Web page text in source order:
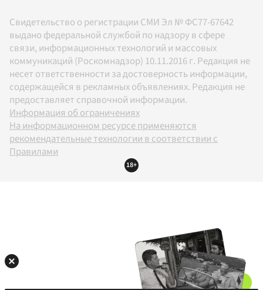
Свидетельство о регистрации СМИ Эл № ФС77-67642
выдано федеральной службой по надзору в сфере
связи, информационных технологий и массовых
коммуникаций (Роскомнадзор) 10.11.2016 г. Редакция не
несет ответственности за достоверность информации,
содержащейся в рекламных объявлениях. Редакция не
предоставляет справочной информации.
Информация об ограничениях
На информационном ресурсе применяются
рекомендательные технологии в соответствии с
Правилами
18+